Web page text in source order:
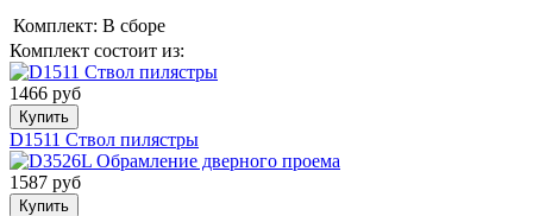
Комплект: В сборе
Комплект состоит из:
1466 руб
Купить
D1511 Ствол пилястры
1587 руб
Купить